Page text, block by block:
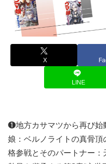
X
LINE
❶地方カサマツから再び
娘：ベルノライトの真骨
格参戦とそのパートナー